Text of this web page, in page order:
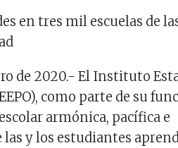
en tres mil escuelas de
de 2020.- El Instituto
como parte de su
armónica, pacífica e
y los estudiantes